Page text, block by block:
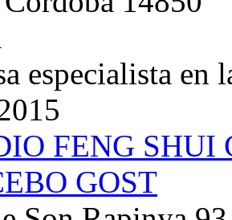
especialista en
FENG
GOST